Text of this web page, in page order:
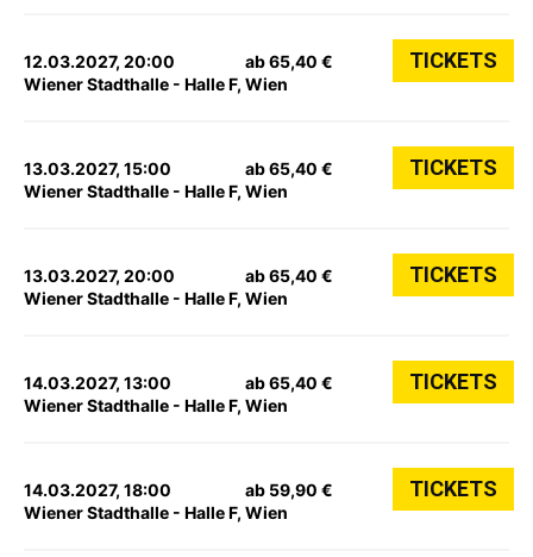
12.03.2027, 20:00
Wiener Stadthalle - Halle F, Wien
ab 65,40 € TICKETS
13.03.2027, 15:00
Wiener Stadthalle - Halle F, Wien
ab 65,40 € TICKETS
13.03.2027, 20:00
Wiener Stadthalle - Halle F, Wien
ab 65,40 € TICKETS
14.03.2027, 13:00
Wiener Stadthalle - Halle F, Wien
ab 65,40 € TICKETS
14.03.2027, 18:00
Wiener Stadthalle - Halle F, Wien
ab 59,90 € TICKETS